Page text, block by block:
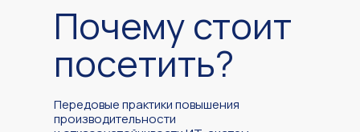
Передовые практики повышения
производительности
Почему стоит
посетить?